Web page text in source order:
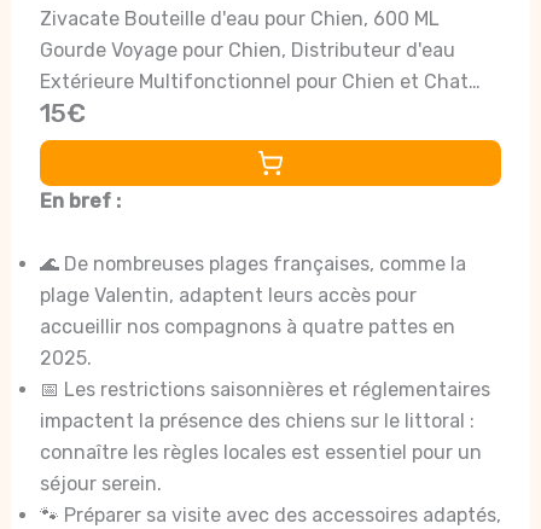
Zivacate Bouteille d'eau pour Chien, 600 ML
Gourde Voyage pour Chien, Distributeur d'eau
Extérieure Multifonctionnel pour Chien et Chat
avec 100 g Récipient de Nourriture et Sac à Caca
15€
En bref :
🌊 De nombreuses plages françaises, comme la
plage Valentin, adaptent leurs accès pour
accueillir nos compagnons à quatre pattes en
2025.
📅 Les restrictions saisonnières et réglementaires
impactent la présence des chiens sur le littoral :
connaître les règles locales est essentiel pour un
séjour serein.
🐾 Préparer sa visite avec des accessoires adaptés,